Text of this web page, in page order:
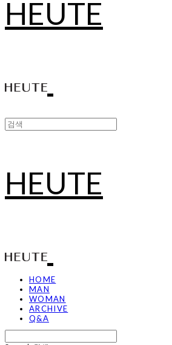
HEUTE
HEUTE
HOME
MAN
WOMAN
ARCHIVE
Q&A